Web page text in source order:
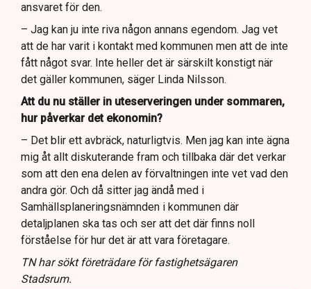
ansvaret för den.
– Jag kan ju inte riva någon annans egendom. Jag vet
att de har varit i kontakt med kommunen men att de inte
fått något svar. Inte heller det är särskilt konstigt när
det gäller kommunen, säger Linda Nilsson.
Att du nu ställer in uteserveringen under sommaren,
hur påverkar det ekonomin?
– Det blir ett avbräck, naturligtvis. Men jag kan inte ägna
mig åt allt diskuterande fram och tillbaka där det verkar
som att den ena delen av förvaltningen inte vet vad den
andra gör. Och då sitter jag ändå med i
Samhällsplaneringsnämnden i kommunen där
detaljplanen ska tas och ser att det där finns noll
förståelse för hur det är att vara företagare.
TN har sökt företrädare för fastighetsägaren
Stadsrum.